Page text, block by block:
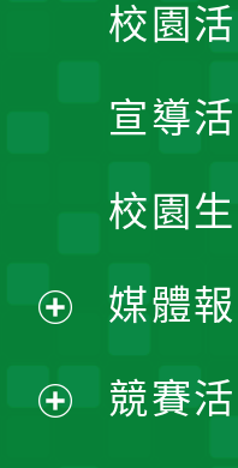
校園
宣導
校園
媒體
競賽
開